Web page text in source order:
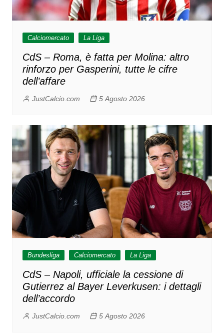
Calciomercato La Liga
CdS – Roma, è fatta per Molina: altro
rinforzo per Gasperini, tutte le cifre
dell’affare
JustCalcio.com 5 Agosto 2026
Bundesliga Calciomercato La Liga
CdS – Napoli, ufficiale la cessione di
Gutierrez al Bayer Leverkusen: i dettagli
dell’accordo
JustCalcio.com 5 Agosto 2026